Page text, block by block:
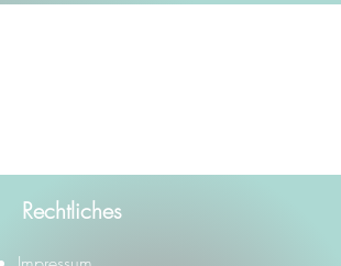
Rechtliches